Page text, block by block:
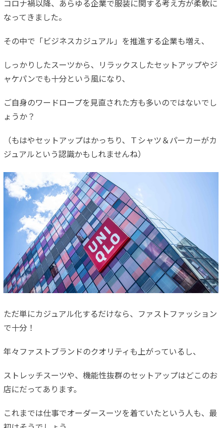
コロナ禍以降、あらゆる企業で服装に関する考え方が柔軟に
なってきました。
その中で「ビジネスカジュアル」を推進する企業も増え、
しっかりしたスーツから、リラックスしたセットアップやジ
ャケパンでも十分という風になり、
ご自身のワードロープを見直された方も多いのではないでし
ょうか？
（もはやセットアップはかっちり、Ｔシャツ＆パーカーがカ
ジュアルという認識かもしれませんね）
ただ単にカジュアル化するだけなら、ファストファッション
で十分！
年々ファストブランドのクオリティも上がっているし、
ストレッチスーツや、機能性抜群のセットアップはどこのお
店にだってあります。
これまでは仕事でオーダースーツを着ていたという人も、最